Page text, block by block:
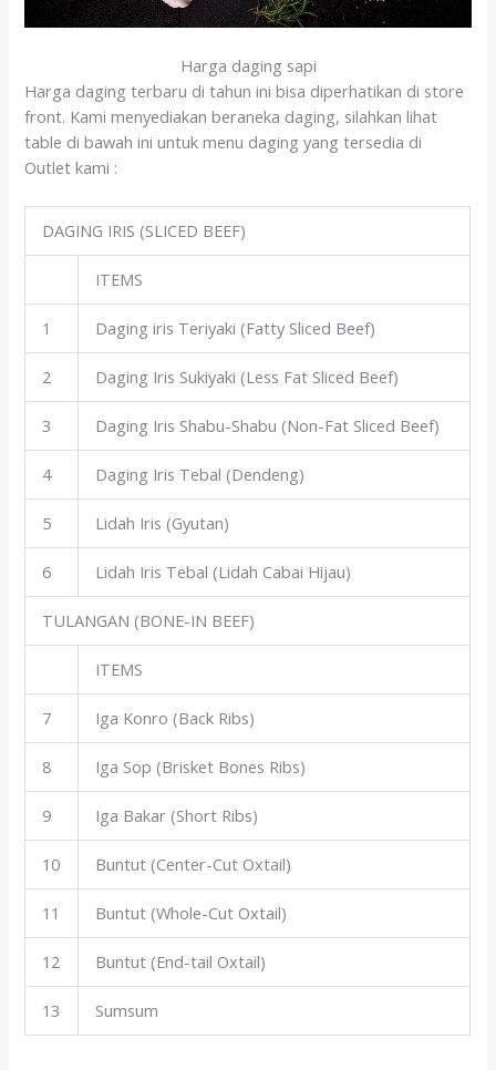
Harga daging sapi
Harga daging terbaru di tahun ini bisa diperhatikan di store
front. Kami menyediakan beraneka daging, silahkan lihat
table di bawah ini untuk menu daging yang tersedia di
Outlet kami :
DAGING IRIS (SLICED BEEF)
ITEMS
1 Daging iris Teriyaki (Fatty Sliced Beef)
2 Daging Iris Sukiyaki (Less Fat Sliced Beef)
3 Daging Iris Shabu-Shabu (Non-Fat Sliced Beef)
4 Daging Iris Tebal (Dendeng)
5 Lidah Iris (Gyutan)
6 Lidah Iris Tebal (Lidah Cabai Hijau)
TULANGAN (BONE-IN BEEF)
ITEMS
7 Iga Konro (Back Ribs)
8 Iga Sop (Brisket Bones Ribs)
9 Iga Bakar (Short Ribs)
10 Buntut (Center-Cut Oxtail)
11 Buntut (Whole-Cut Oxtail)
12 Buntut (End-tail Oxtail)
13 Sumsum